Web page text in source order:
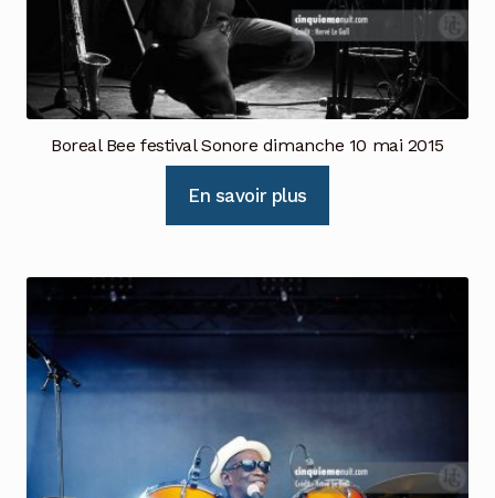
Boreal Bee festival Sonore dimanche 10 mai 2015
En savoir plus